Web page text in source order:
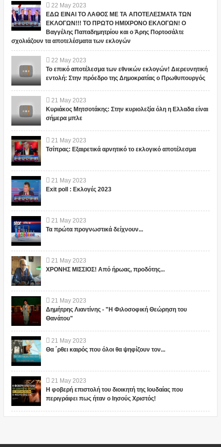
22 May 2023
ΕΔΩ ΕΙΝΑΙ ΤΟ ΛΑΘΟΣ ΜΕ ΤΑ ΑΠΟΤΕΛΕΣΜΑΤΑ ΤΩΝ
ΕΚΛΟΓΩΝ!!! ΤΟ ΠΡΩΤΟ ΗΜΙΧΡΟΝΟ ΕΚΛΟΓΩΝ! Ο
Βαγγέλης Παπαδημητρίου και ο Άρης Πορτοσάλτε
σχολιάζουν τα αποτελέσματα των εκλογών
22 May 2023
Το επικό αποτέλεσμα των εθνικών εκλογών! Διερευνητική
εντολή: Στην πρόεδρο της Δημοκρατίας ο Πρωθυπουργός
21 May 2023
Κυριάκος Μητσοτάκης: Στην κυριολεξία όλη η Ελλαδα είναι
σήμερα μπλε
21 May 2023
Τσίπρας: Εξαιρετικά αρνητικό το εκλογικό αποτέλεσμα
21 May 2023
Exit poll : Εκλογές 2023
21 May 2023
Τα πρώτα προγνωστικά δείχνουν...
21 May 2023
ΧΡΟΝΗΣ ΜΙΣΣΙΟΣ! Από ήρωας, προδότης...
21 May 2023
Δημήτρης Λιαντίνης - "Η Φιλοσοφική Θεώρηση του
Θανάτου"
21 May 2023
Θα ΄ρθει καιρός που όλοι θα ψηφίζουν τον...
21 May 2023
Η φοβερή επιστολή του διοικητή της Ιουδαίας που
περιγράφει πως ήταν ο Ιησούς Χριστός!